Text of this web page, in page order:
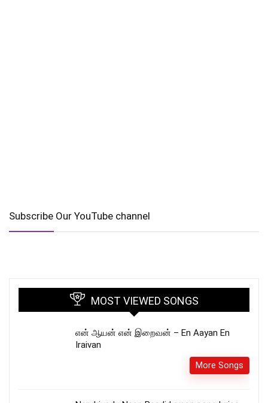
Subscribe Our YouTube channel
MOST VIEWED SONGS
என் ஆயன் என் இறைவன் – En Aayan En
Iraivan
More Songs